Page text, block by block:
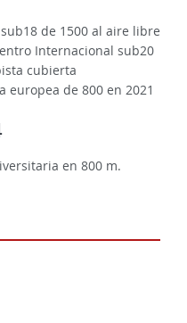
de 1500 al aire libre
Internacional sub20
cubierta
europea de 800 en 2021
en 800 m.